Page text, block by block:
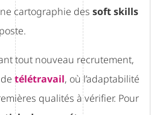
cartographie des soft skills
tout nouveau recrutement,
télétravail, où l’adaptabilité
qualités à vérifier. Pour